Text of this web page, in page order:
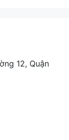
12, Quận